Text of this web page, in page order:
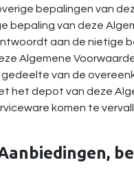
bepalingen van
bepaling van deze
aan de nietige
Algemene
gedeelte van de
het depot van deze
komen te